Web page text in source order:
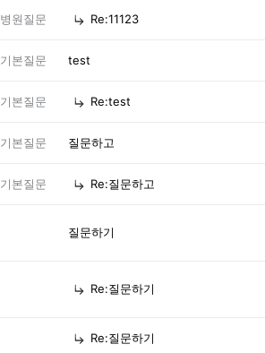
병원질문 Re:11123
기본질문 test
기본질문 Re:test
기본질문 질문하고
기본질문 Re:질문하고
질문하기
Re:질문하기
Re:질문하기